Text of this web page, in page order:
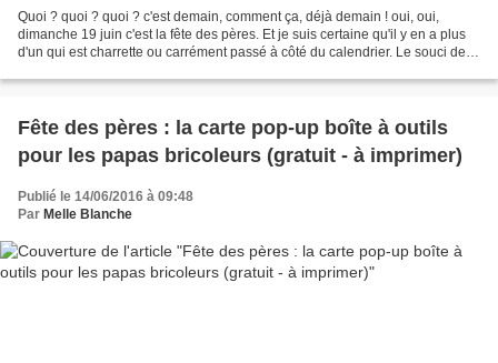
Quoi ? quoi ? quoi ? c'est demain, comment ça, déjà demain ! oui, oui,
dimanche 19 juin c'est la fête des pères. Et je suis certaine qu'il y en a plus
d'un qui est charrette ou carrément passé à côté du calendrier. Le souci des
Fête des pères : la carte pop-up boîte à outils
pour les papas bricoleurs (gratuit - à imprimer)
Publié le 14/06/2016 à 09:48
Par Melle Blanche